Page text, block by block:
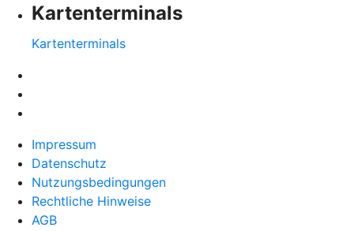
Kartenterminals
Kartenterminals
Impressum
Datenschutz
Nutzungsbedingungen
Rechtliche Hinweise
AGB